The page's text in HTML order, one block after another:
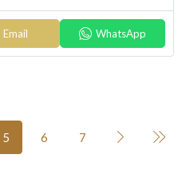
Email WhatsApp
5 6 7